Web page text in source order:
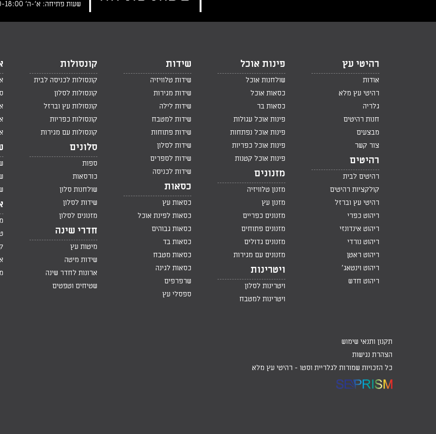
שעות פתיחה: א‘-ה‘ 10:00-18:00 , שישי: 9:00-14:00
רהיטי עץ
אודות
רהיטי עץ מלא
גלריה
חנות רהיטים
מבצעים
צור קשר
רהיטים
רהיטים לבית
קולקציות רהיטים
רהיטי עץ וברזל
ריהוט כפרי
ריהוט אינדונזי
ריהוט נורדי
ריהוט ראטן
ריהוט וינטאג'
ריהוט חדש
פינות אוכל
שולחנות אוכל
כסאות אוכל
כסאות בר
פינות אוכל עגולות
פינות אוכל נפתחות
פינות אוכל כפריות
פינות אוכל קטנות
מזנונים
מזנון טלוויזיה
מזנון עץ
מזנונים כפריים
מזנונים פתוחים
מזנונים גדולים
מזנונים עם מגירות
ויטרינות
ויטרינות לסלון
ויטרינות למטבח
שידות
שידות טלוויזיה
שידות מגירות
שידות לילה
שידות למטבח
שידות פתוחות
שידות לסלון
שידות לספרים
שידות לכניסה
כסאות
כסאות עץ
כסאות לפינת אוכל
כסאות גבוהים
כסאות בד
כסאות מטבח
כסאות לגינה
שרפרפים
ספסלי עץ
קונסולות
קונסולות לכניסה לבית
קונסולות לסלון
קונסולות עץ וברזל
קונסולות כפריות
קונסולות עם מגירות
סלונים
ספות
כורסאות
שולחנות סלון
שידות לסלון
מזנונים לסלון
חדרי שינה
מיטות עץ
שידות מיטה
ארונות לחדר שינה
שטיחים וטפטים
תקנון ותנאי שימוש
הצהרת נגישות
כל הזכויות שמורות לגלריית וסטו - רהיטי עץ מלא